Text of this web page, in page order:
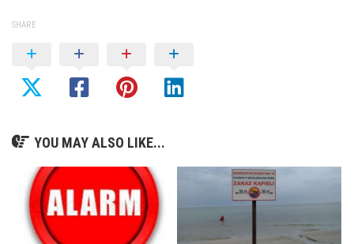
SHARE
YOU MAY ALSO LIKE...